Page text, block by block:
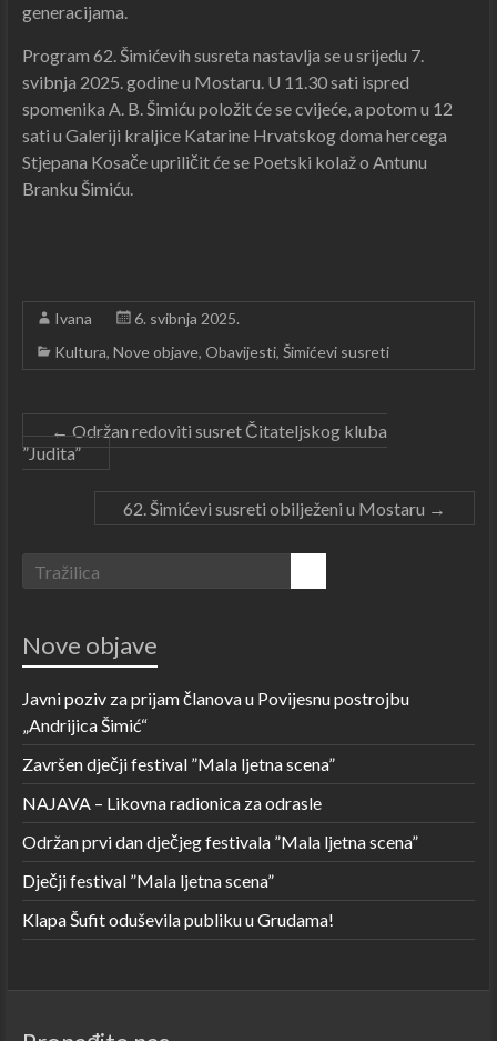
generacijama.
Program 62. Šimićevih susreta nastavlja se u srijedu 7.
svibnja 2025. godine u Mostaru. U 11.30 sati ispred
spomenika A. B. Šimiću položit će se cvijeće, a potom u 12
sati u Galeriji kraljice Katarine Hrvatskog doma hercega
Stjepana Kosače upriličit će se Poetski kolaž o Antunu
Branku Šimiću.
Ivana
6. svibnja 2025.
Kultura, Nove objave, Obavijesti, Šimićevi susreti
←Održan redoviti susret Čitateljskog kluba
”Judita”
62. Šimićevi susreti obilježeni u Mostaru →
Nove objave
Javni poziv za prijam članova u Povijesnu postrojbu
„Andrijica Šimić“
Završen dječji festival ”Mala ljetna scena”
NAJAVA – Likovna radionica za odrasle
Održan prvi dan dječjeg festivala ”Mala ljetna scena”
Dječji festival ”Mala ljetna scena”
Klapa Šufit oduševila publiku u Grudama!